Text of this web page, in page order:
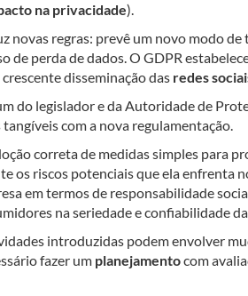
na privacidade).
novas regras: prevê um novo modo
de perda de dados. O GDPR
disseminação das redes
do legislador e da Autoridade de
com a nova regulamentação.
correta de medidas simples para
os riscos potenciais que ela enfrenta
em termos de responsabilidade
na seriedade e confiabilidade
introduzidas podem envolver
fazer um planejamentocom